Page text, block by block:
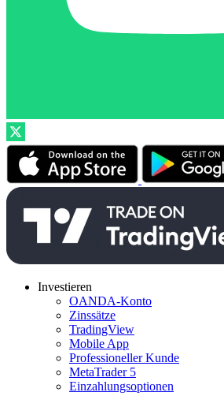
Investieren
OANDA-Konto
Zinssätze
TradingView
Mobile App
Professioneller Kunde
MetaTrader 5
Einzahlungsoptionen